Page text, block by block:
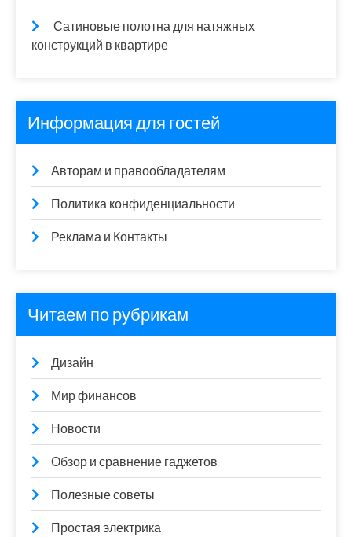
Сатиновые полотна для натяжных
конструкций в квартире
Информация для гостей
Авторам и правообладателям
Политика конфиденциальности
Реклама и Контакты
Читаем по рубрикам
Дизайн
Мир финансов
Новости
Обзор и сравнение гаджетов
Полезные советы
Простая электрика